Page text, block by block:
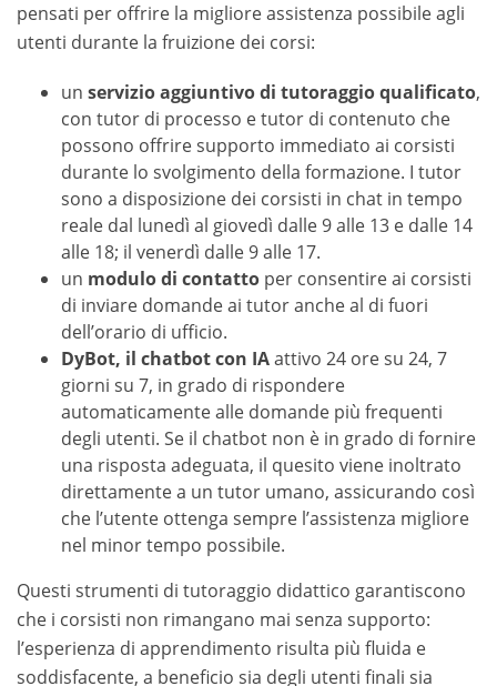
pensati per offrire la migliore assistenza possibile agli
utenti durante la fruizione dei corsi:
un servizio aggiuntivo di tutoraggio qualificato,
con tutor di processo e tutor di contenuto che
possono offrire supporto immediato ai corsisti
durante lo svolgimento della formazione. I tutor
sono a disposizione dei corsisti in chat in tempo
reale dal lunedì al giovedì dalle 9 alle 13 e dalle 14
alle 18; il venerdì dalle 9 alle 17.
un modulo di contatto per consentire ai corsisti
di inviare domande ai tutor anche al di fuori
dell’orario di ufficio.
DyBot, il chatbot con IAattivo 24 ore su 24, 7
giorni su 7, in grado di rispondere
automaticamente alle domande più frequenti
degli utenti. Se il chatbot non è in grado di fornire
una risposta adeguata, il quesito viene inoltrato
direttamente a un tutor umano, assicurando così
che l’utente ottenga sempre l’assistenza migliore
nel minor tempo possibile.
Questi strumenti di tutoraggio didattico garantiscono
che i corsisti non rimangano mai senza supporto:
l’esperienza di apprendimento risulta più fluida e
soddisfacente, a beneficio sia degli utenti finali sia